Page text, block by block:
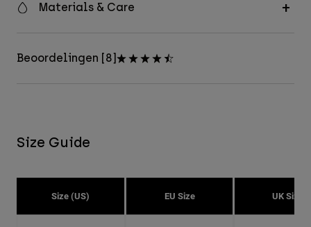
Materials & Care
Beoordelingen [8]
Size Guide
Size (US) EU Size UK Size